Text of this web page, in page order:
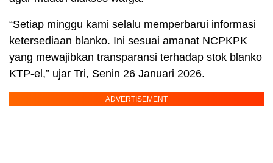
“Setiap minggu kami selalu memperbarui informasi
ketersediaan blanko. Ini sesuai amanat NCPKPK
yang mewajibkan transparansi terhadap stok blanko
KTP-el,” ujar Tri, Senin 26 Januari 2026.
ADVERTISEMENT